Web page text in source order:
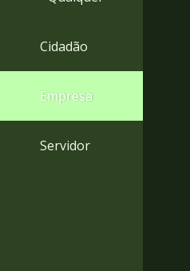
Cidadão
Empresa
Servidor